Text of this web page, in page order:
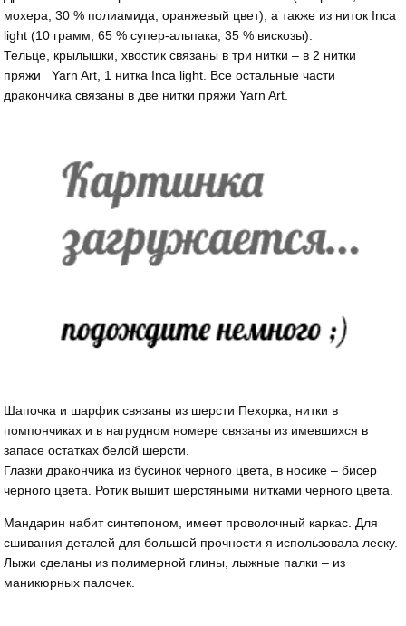
мохера, 30 % полиамида, оранжевый цвет), а также из ниток Inca
light (10 грамм, 65 % супер-альпака, 35 % вискозы).
Тельце, крылышки, хвостик связаны в три нитки – в 2 нитки
пряжи Yarn Art, 1 нитка Inca light. Все остальные части
дракончика связаны в две нитки пряжи Yarn Art.
Шапочка и шарфик связаны из шерсти Пехорка, нитки в
помпончиках и в нагрудном номере связаны из имевшихся в
запасе остатках белой шерсти.
Глазки дракончика из бусинок черного цвета, в носике – бисер
черного цвета. Ротик вышит шерстяными нитками черного цвета.
Мандарин набит синтепоном, имеет проволочный каркас. Для
сшивания деталей для большей прочности я использовала леску.
Лыжи сделаны из полимерной глины, лыжные палки – из
маникюрных палочек.